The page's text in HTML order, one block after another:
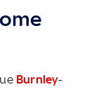
Burnley-